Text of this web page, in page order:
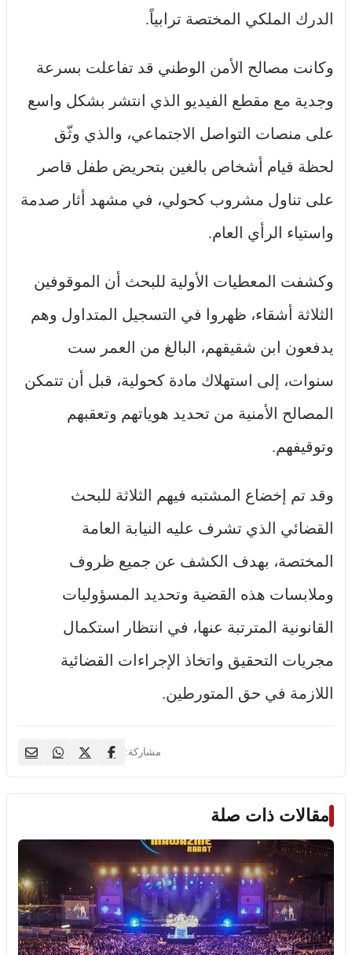
الدرك الملكي المختصة ترابياً.
وكانت مصالح الأمن الوطني قد تفاعلت بسرعة
وجدية مع مقطع الفيديو الذي انتشر بشكل واسع
على منصات التواصل الاجتماعي، والذي وثّق
لحظة قيام أشخاص بالغين بتحريض طفل قاصر
على تناول مشروب كحولي، في مشهد أثار صدمة
واستياء الرأي العام.
وكشفت المعطيات الأولية للبحث أن الموقوفين
الثلاثة أشقاء، ظهروا في التسجيل المتداول وهم
يدفعون ابن شقيقهم، البالغ من العمر ست
سنوات، إلى استهلاك مادة كحولية، قبل أن تتمكن
المصالح الأمنية من تحديد هوياتهم وتعقبهم
وتوقيفهم.
وقد تم إخضاع المشتبه فيهم الثلاثة للبحث
القضائي الذي تشرف عليه النيابة العامة
المختصة، بهدف الكشف عن جميع ظروف
وملابسات هذه القضية وتحديد المسؤوليات
القانونية المترتبة عنها، في انتظار استكمال
مجريات التحقيق واتخاذ الإجراءات القضائية
اللازمة في حق المتورطين.
مشاركة:
مقالات ذات صلة